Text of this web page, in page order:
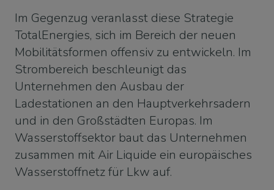
Im Gegenzug veranlasst diese Strategie
TotalEnergies, sich im Bereich der neuen
Mobilitätsformen offensiv zu entwickeln. Im
Strombereich beschleunigt das
Unternehmen den Ausbau der
Ladestationen an den Hauptverkehrsadern
und in den Großstädten Europas. Im
Wasserstoffsektor baut das Unternehmen
zusammen mit Air Liquide ein europäisches
Wasserstoffnetz für Lkw auf.